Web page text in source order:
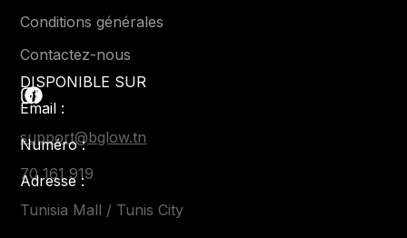
Conditions générales
Contactez-nous
DISPONIBLE SUR
Email :
support@bglow.tn
Numéro :
70 161 919
Adresse :
Tunisia Mall / Tunis City